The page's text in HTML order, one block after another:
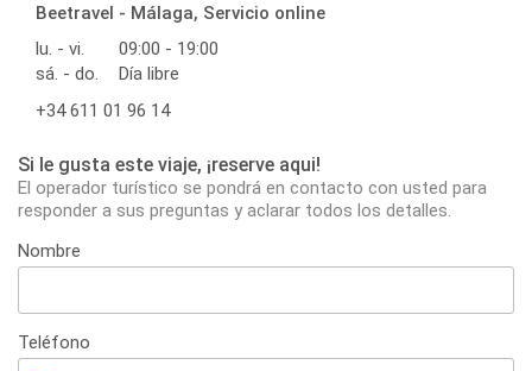
Beetravel - Málaga, Servicio online
lu. - vi.
09:00 - 19:00
sá. - do.
Día libre
+34 611 01 96 14
Si le gusta este viaje, ¡reserve aqui!
El operador turístico se pondrá en contacto con usted para
responder a sus preguntas y aclarar todos los detalles.
Nombre
Teléfono